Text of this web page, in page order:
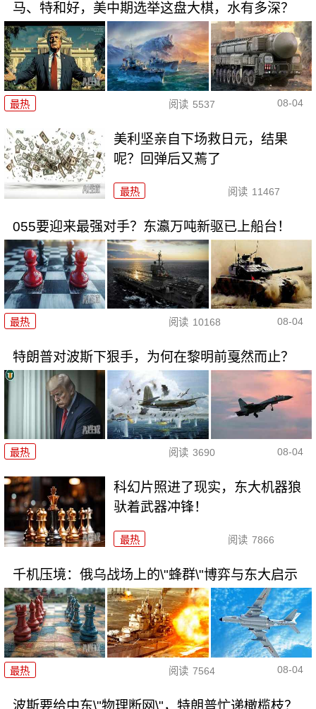
马、特和好，美中期选举这盘大棋，水有多深？
最热 阅读 5537 08-04
美利坚亲自下场救日元，结果
呢？回弹后又蔫了
最热 阅读 11467
055要迎来最强对手？东瀛万吨新驱已上船台！
最热 阅读 10168 08-04
特朗普对波斯下狠手，为何在黎明前戛然而止？
最热 阅读 3690 08-04
科幻片照进了现实，东大机器狼
驮着武器冲锋！
最热 阅读 7866
千机压境：俄乌战场上的\"蜂群\"博弈与东大启示
最热 阅读 7564 08-04
波斯要给中东\"物理断网\"，特朗普忙递橄榄枝？